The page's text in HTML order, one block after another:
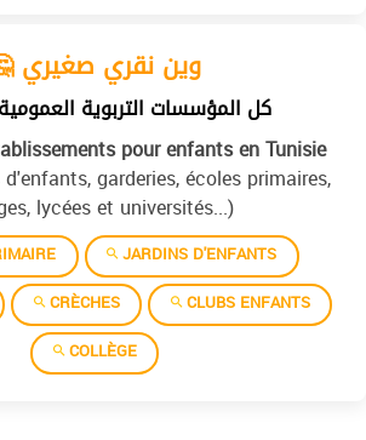
🤔 وين نقري صغيري
كل المؤسسات التربوية
pour enfants en Tunisie
garderies, écoles primaires,
lycées et universités...)
JARDINS D'ENFANTS
CRÈCHES
CLUBS ENFANTS
COLLÈGE